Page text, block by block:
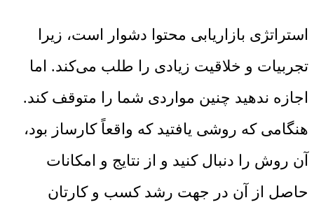
استراتژی بازاریابی محتوا دشوار است، زیرا
تجربیات و خلاقیت زیادی را طلب می‌کند. اما
اجازه ندهید چنین مواردی شما را متوقف کند.
هنگامی که روشی یافتید که واقعاً کارساز بود،
آن روش را دنبال کنید و از نتایج و امکانات
حاصل از آن در جهت رشد کسب و کارتان